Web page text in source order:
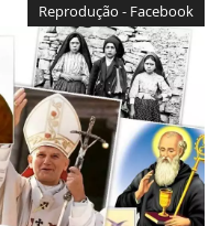
Reprodução - Facebook